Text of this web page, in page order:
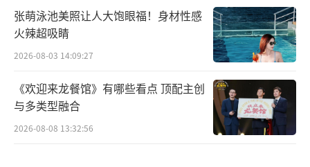
张萌泳池美照让人大饱眼福！身材性感
火辣超吸睛
2026-08-03 14:09:27
《欢迎来龙餐馆》有哪些看点 顶配主创
与多类型融合
2026-08-08 13:32:56